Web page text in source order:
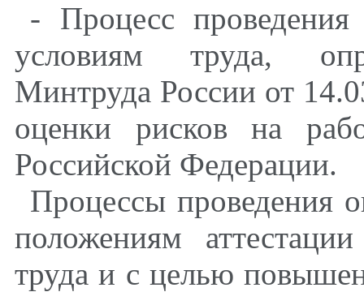
- Процесс
условиям труда,
Минтруда России от
оценки рисков на
Российской Федерации.
Процессы проведения
положениям
труда и с целью